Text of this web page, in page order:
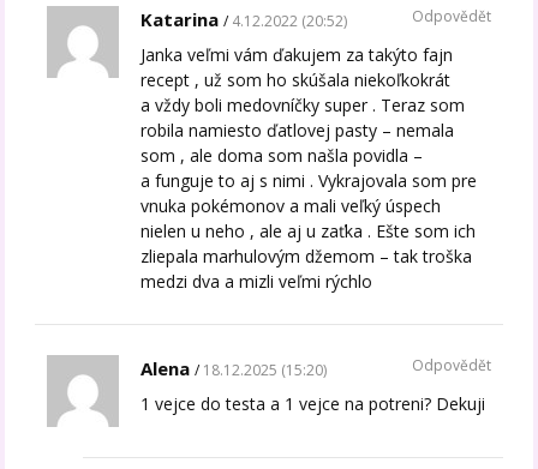
Katarina 4.12.2022 (20:52)
Janka veľmi vám ďakujem za takýto fajn
recept , už som ho skúšala niekoľkokrát
a vždy boli medovníčky super . Teraz som
robila namiesto ďatlovej pasty – nemala
som , ale doma som našla povidla –
a funguje to aj s nimi . Vykrajovala som pre
vnuka pokémonov a mali veľký úspech
nielen u neho , ale aj u zaťka . Ešte som ich
zliepala marhulovým džemom – tak troška
medzi dva a mizli veľmi rýchlo
Odpovědět
Alena 18.12.2025 (15:20)
1 vejce do testa a 1 vejce na potreni? Dekuji
Odpovědět